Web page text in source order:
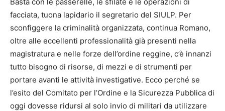
facciata, tuona lapidario il segretario del SIULP. Per
sconfiggere la criminalità organizzata, continua Romano,
oltre alle eccellenti professionalità già presenti nella
magistratura e nelle forze dell’ordine reggine, c’è innanzi
tutto bisogno di risorse, di mezzi e di strumenti per
portare avanti le attività investigative. Ecco perché se
l’esito del Comitato per l’Ordine e la Sicurezza Pubblica di
oggi dovesse ridursi al solo invio di militari da utilizzare